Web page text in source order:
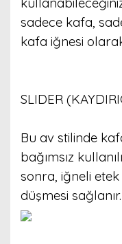
sadece kafa,
kafa iğnesi
SLIDER
Bu av stilinde
bağımsız
sonra, iğneli etek
düşmesi sağlanır.